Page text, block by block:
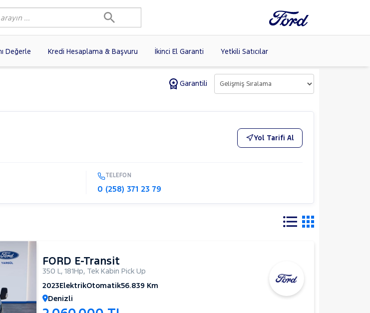
Değerle Kredi Hesaplama & Başvuru İkinci El Garanti Yetkili Satıcılar
(18) TOYOTA(14)
Garantili
Yol Tarifi Al
TELEFON
0 (258) 371 23 79
FORD E-Transit
350 L, 181Hp, Tek Kabin Pick Up
2023ElektrikOtomatik56.839 Km
Denizli